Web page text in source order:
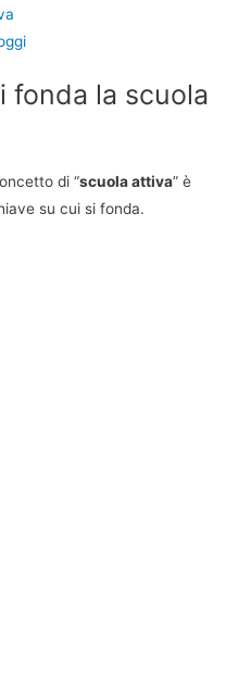
fonda la scuola
di “scuola attiva” è
su cui si fonda.